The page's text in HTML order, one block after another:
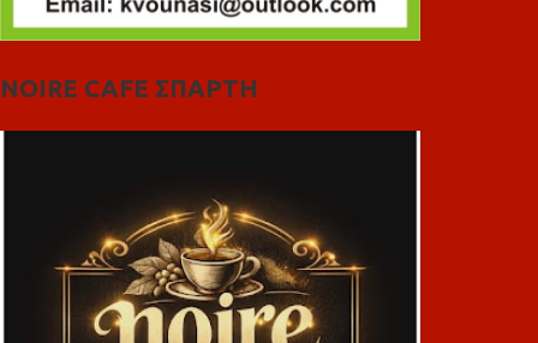
NOIRE CAFE ΣΠΑΡΤΗ